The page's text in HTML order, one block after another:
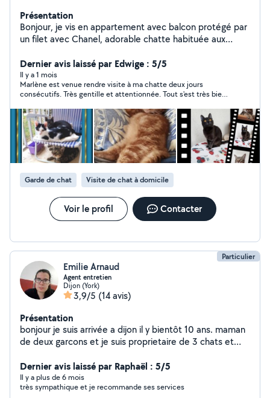
Présentation
Bonjour, je vis en appartement avec balcon protégé par
un filet avec Chanel, adorable chatte habituée aux
chat(s) à mon domicile dans un environnement sécurisé
et bienveillant. Câlins et jeux assurés! Ou visite
journalière à votre domicile. Journée, week-end,
vacances. A bientôt! Marlène
Dernier avis laissé par Edwige : 5/5
Il y a 1 mois
Marlène est venue rendre visite à ma chatte deux jours
consécutifs. Très gentille et attentionnée. Tout s'est très bien
Garde de chat Visite de chat à domicile
Voir le profil Contacter
Particulier
Emilie Arnaud
Agent entretien
Dijon (York)
3,9/5 (14 avis)
Présentation
bonjour je suis arrivée a dijon il y bientôt 10 ans. maman
de deux garcons et je suis proprietaire de 3 chats et
enfants. j'ai travaillé dans le ménage,garde d animaux.
Dernier avis laissé par Raphaël : 5/5
Il y a plus de 6 mois
très sympathique et je recommande ses services